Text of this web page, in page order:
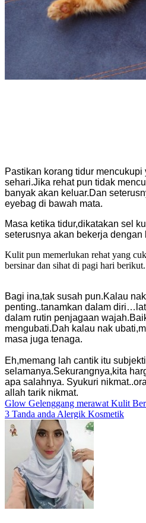
Pastikan korang tidur
sehari.Jika rehat pun tidak
banyak akan keluar.Dan
eyebag di bawah mata.
Masa ketika tidur,dikatakan sel
seterusnya akan bekerja dengan
Kulit pun memerlukan rehat yang
bersinar dan sihat di pagi hari berikut.
Bagi ina,tak susah pun.Kalau
penting..tanamkan dalam
dalam rutin penjagaan
mengubati.Dah kalau nak
masa juga tenaga.
Eh,memang lah cantik itu
selamanya.Sekurangnya,kita
apa salahnya. Syukuri
allah tarik nikmat.
Post
navigation
Glow Gelenggang merawat Kulit
3 Tanda anda Alergik Kosmetik